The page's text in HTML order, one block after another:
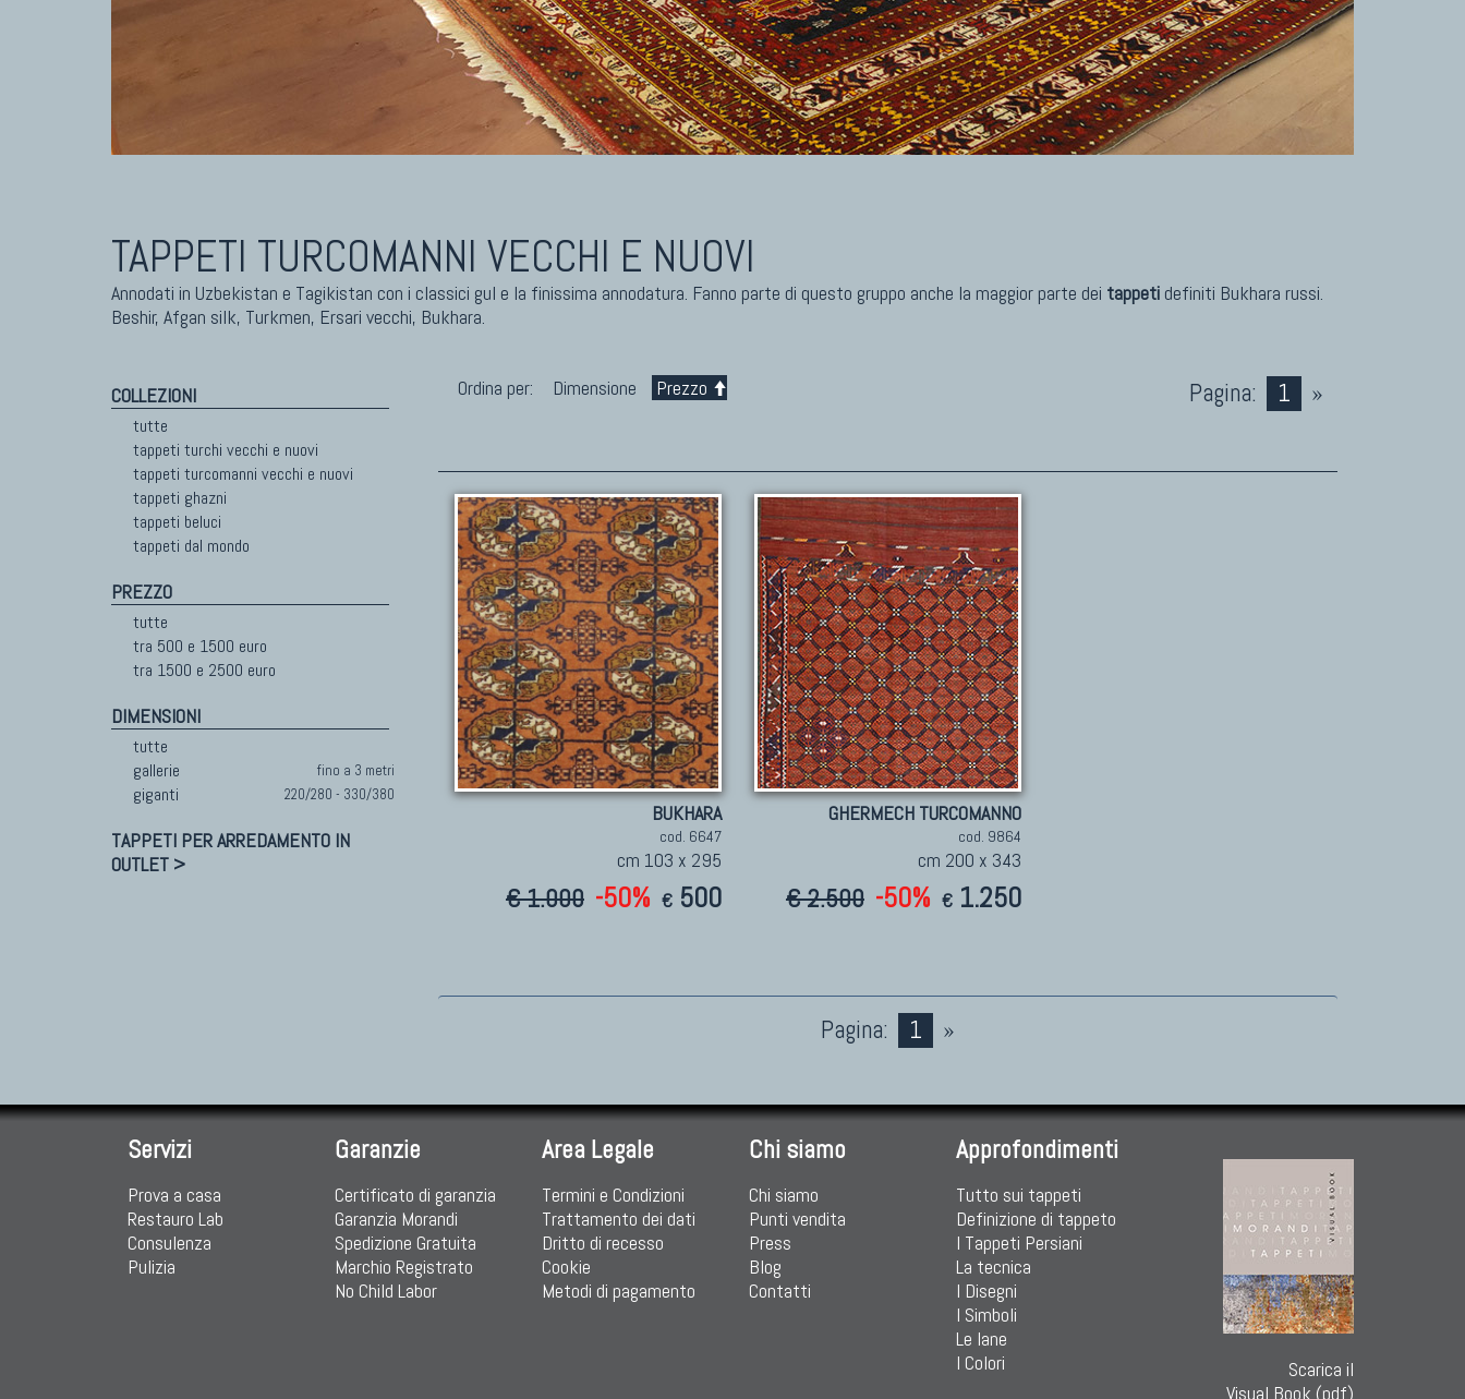
Tappeti Caucasici Antichi: Kazak
Tappeti Caucasici Antichi: Karabagh
Tappeti Caucasici Antichi : Shirvan
Tappeti Anatolici Antichi
Tappeti Cinesi Antichi
Tappeti Turcomanni Antichi
Tappeti Agra Antichi E Antica Asia
Kilim Vecchi E Antichi
Kilim Nuovi
Nuovissimi Kilim India
Arazzi E Ricami
Tappeti Turchi Vecchi E Nuovi
Tappeti Turcomanni Vecchi E Nuovi
Tappeti Ghazni
Tappeti Beluci
Tappeti Dal Mondo
TAPPETI TURCOMANNI VECCHI E NUOVI
Annodati in Uzbekistan e Tagikistan con i classici gul e la finissima annodatura. Fanno parte di questo gruppo anche la maggior parte dei tappeti definiti Bukhara russi.
Beshir, Afgan silk, Turkmen, Ersari vecchi, Bukhara.
COLLEZIONI
tutte
tappeti turchi vecchi e nuovi
tappeti turcomanni vecchi e nuovi
tappeti ghazni
tappeti beluci
tappeti dal mondo
PREZZO
tutte
tra 500 e 1500 euro
tra 1500 e 2500 euro
DIMENSIONI
tutte
gallerie
fino a 3 metri
giganti 220/280 - 330/380
TAPPETI PER ARREDAMENTO IN
OUTLET >
Ordina per: Dimensione Prezzo Pagina: 1 »
BUKHARA
cod. 6647
cm 103 x 295
€ 1.000 -50% € 500
GHERMECH TURCOMANNO
cod. 9864
cm 200 x 343
€ 2.500 -50% € 1.250
Pagina: 1 »
Servizi
Prova a casa
Restauro Lab
Consulenza
Pulizia
Garanzie
Certificato di garanzia
Garanzia Morandi
Spedizione Gratuita
Marchio Registrato
No Child Labor
Area Legale
Termini e Condizioni
Trattamento dei dati
Dritto di recesso
Cookie
Metodi di pagamento
Chi siamo
Chi siamo
Punti vendita
Press
Blog
Contatti
Approfondimenti
Tutto sui tappeti
Definizione di tappeto
I Tappeti Persiani
La tecnica
I Disegni
I Simboli
Le lane
I Colori
Scarica il
Visual Book (pdf)